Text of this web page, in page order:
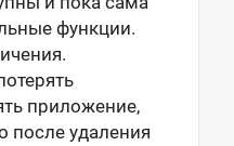
функции.
приложение,
после удаления